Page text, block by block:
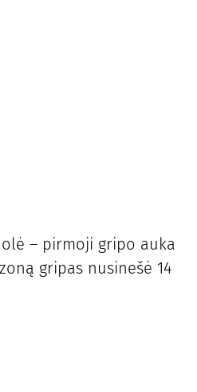
– pirmoji gripo auka
gripas nusinešė 14